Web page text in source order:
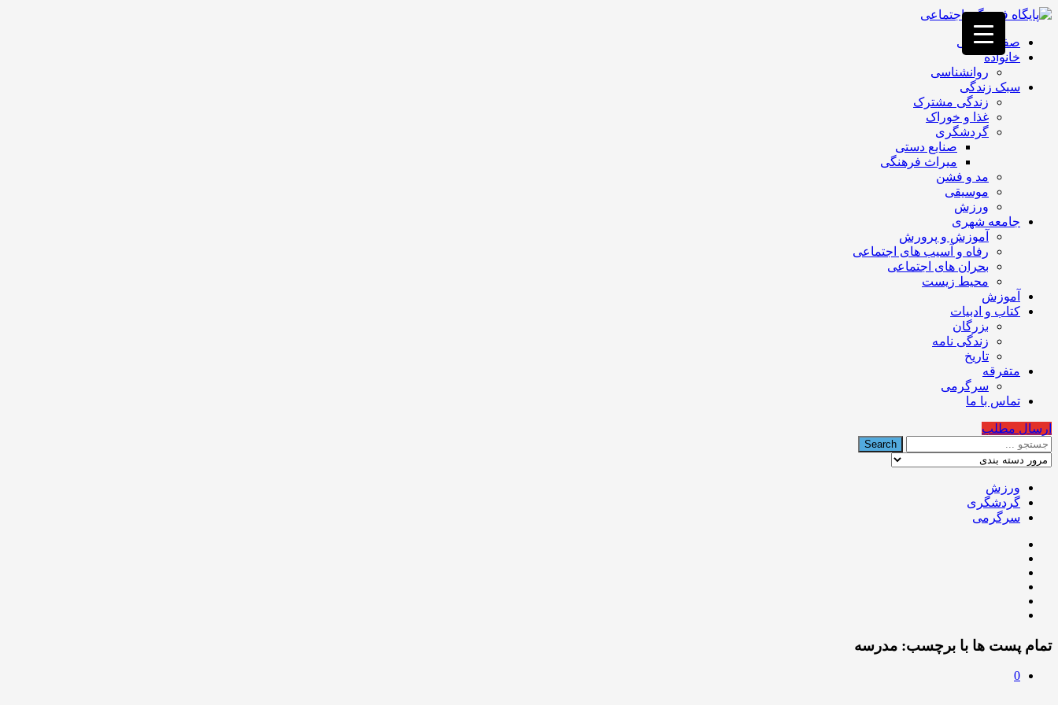
فصد
غرب
تهران
خشکشویی
تصفیه
تهران
صفحه اصلی
خانواده
روانشناسی
سبک زندگی
زندگی مشترک
غذا و خوراک
گردشگری
صنایع دستی
میراث فرهنگی
مد و فشن
موسیقی
ورزش
جامعه شهری
آموزش و پرورش
رفاه و آسیب های اجتماعی
بحران های اجتماعی
محیط زیست
آموزش
کتاب و ادبیات
بزرگان
زندگی نامه
تاریخ
متفرقه
سرگرمی
تماس با ما
ارسال مطلب
ورزش
گردشگری
سرگرمی
تمام پست ها با برچسب: مدرسه
0